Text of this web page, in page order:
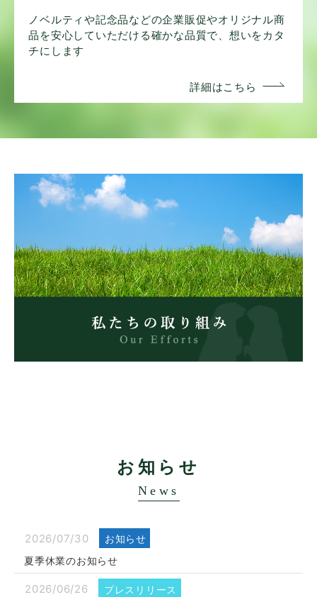
ノベルティや記念品などの企業販促やオリジナル商
品を安心していただける確かな品質で、想いをカタ
チにします
お知らせ
News
2026/07/30
お知らせ
夏季休業のお知らせ
2026/06/26
プレスリリース